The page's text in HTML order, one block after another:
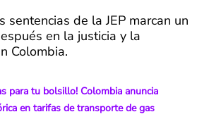
sentencias de la JEP marcan un
en la justicia y la
Colombia.
para tu bolsillo! Colombia anuncia
en tarifas de transporte de gas